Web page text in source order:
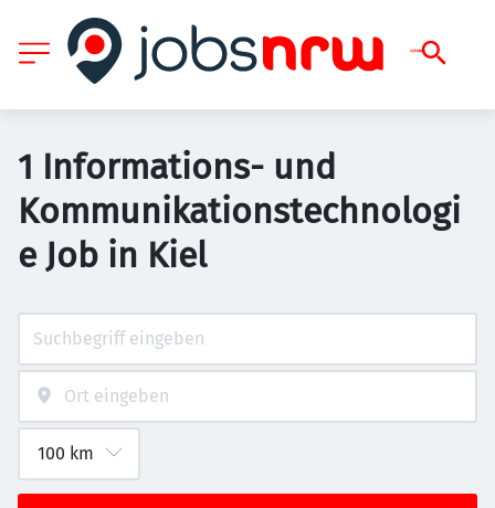
1 Informations- und
Kommunikationstechnologi
e Job in Kiel